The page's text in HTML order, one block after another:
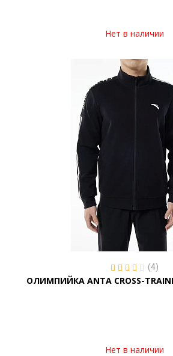
Нет в наличии
(4)
ОЛИМПИЙКА ANTA CROSS-
Нет в наличии